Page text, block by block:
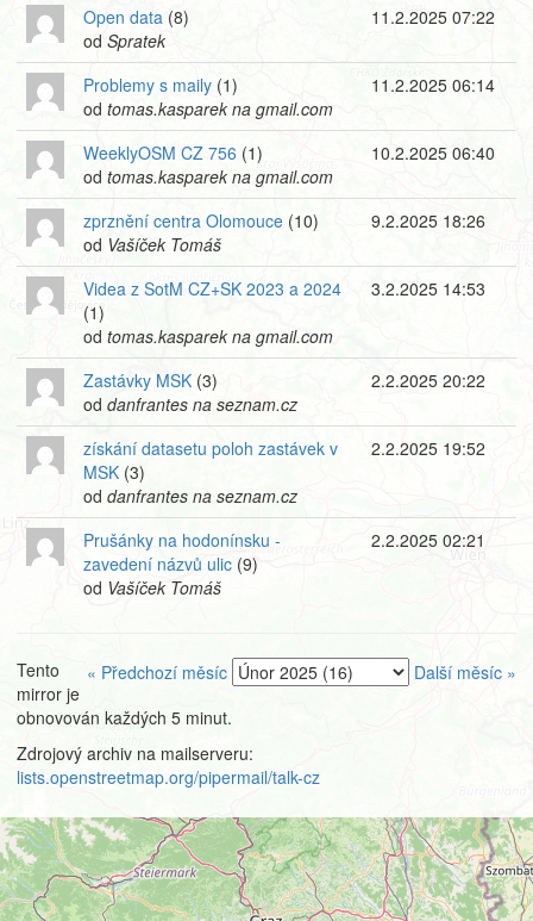
Open data (8)
od Spratek
11.2.2025 07:22
Problemy s maily (1)
od tomas.kasparek na gmail.com
11.2.2025 06:14
WeeklyOSM CZ 756 (1)
od tomas.kasparek na gmail.com
10.2.2025 06:40
zprznění centra Olomouce (10)
od Vašíček Tomáš
9.2.2025 18:26
Videa z SotM CZ+SK 2023 a 2024
(1)
od tomas.kasparek na gmail.com
3.2.2025 14:53
Zastávky MSK (3)
od danfrantes na seznam.cz
2.2.2025 20:22
získání datasetu poloh zastávek v
MSK (3)
od danfrantes na seznam.cz
2.2.2025 19:52
Prušánky na hodonínsku -
zavedení názvů ulic (9)
od Vašíček Tomáš
2.2.2025 02:21
« Předchozí měsíc Další měsíc »
Tento
mirror je
obnovován každých 5 minut.
Zdrojový archiv na mailserveru:
lists.openstreetmap.org/pipermail/talk-cz